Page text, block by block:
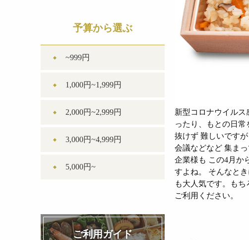
新型コロナウイル
ったり、もとの日
抜けず 難しいです
会議などなど 集ま
企業様も この4月か
すよね。 そんなと
も大人気です。も
ご利用ください。
予算から選ぶ
~999円
1,000円~1,999円
2,000円~2,999円
3,000円~4,999円
5,000円~
ご利用ガイド